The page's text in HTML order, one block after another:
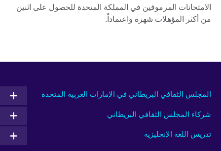
الامتحانات المرموقين في المملكة المتحدة للحصول على اثنين
من أكثر المؤهلات شهرة واعتماداً.
المجلس الثقافي البريطاني في الإمارات العربية المتحدة
شركاء المجلس الثقافي البريطاني
تدريس اللغة الإنجليزية